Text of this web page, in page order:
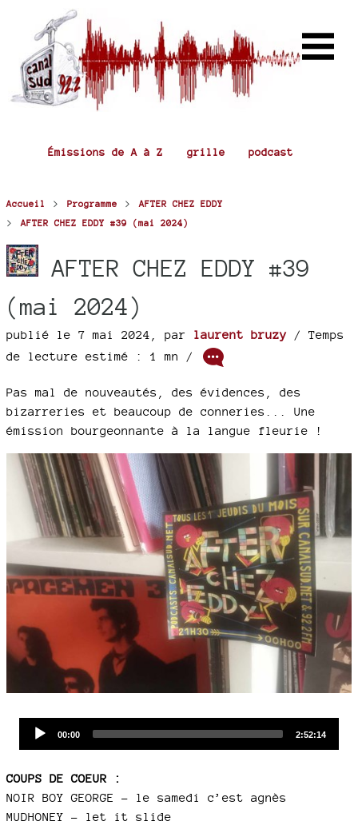
Émissions de A à Z grille podcast
Accueil > Programme > AFTER CHEZ EDDY
> AFTER CHEZ EDDY #39 (mai 2024)
AFTER CHEZ EDDY #39
(mai 2024)
publié le 7 mai 2024 par laurent bruzy / Temps
de lecture estimé : 1 mn /
Pas mal de nouveautés, des évidences, des
bizarreries et beaucoup de conneries... Une
émission bourgeonnante à la langue fleurie !
Current
00:00
Total
2:52:14
COUPS DE COEUR :
NOIR BOY GEORGE – le samedi c’est agnès
MUDHONEY – let it slide